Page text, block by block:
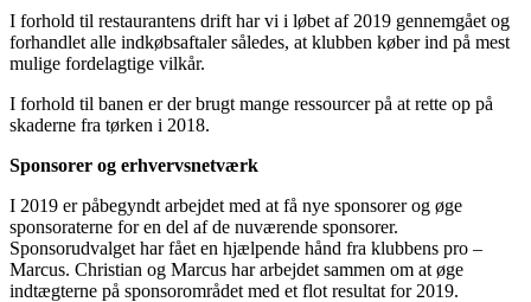
I forhold til restaurantens drift har vi i løbet af 2019 gennemgået og
forhandlet alle indkøbsaftaler således, at klubben køber ind på mest
mulige fordelagtige vilkår.
I forhold til banen er der brugt mange ressourcer på at rette op på
skaderne fra tørken i 2018.
Sponsorer og erhvervsnetværk
I 2019 er påbegyndt arbejdet med at få nye sponsorer og øge
sponsoraterne for en del af de nuværende sponsorer.
Sponsorudvalget har fået en hjælpende hånd fra klubbens pro –
Marcus. Christian og Marcus har arbejdet sammen om at øge
indtægterne på sponsorområdet med et flot resultat for 2019.